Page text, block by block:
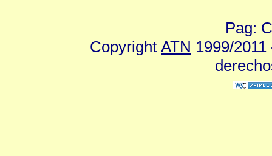
Pag:
Copyright ATN 1999/